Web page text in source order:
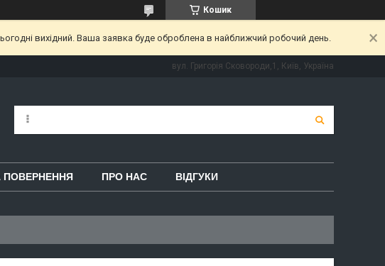
Кошик
вихідний. Ваша заявка буде оброблена в найближчий робочий день.
вул. Григорія Сковороди,1, Київ, Україна
ПОВЕРНЕННЯ ПРО НАС ВІДГУКИ